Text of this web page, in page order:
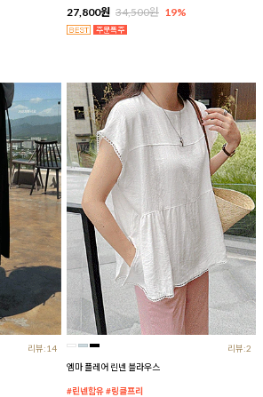
27,800원 34,500원 19%
리뷰:14
리뷰:2
엠마 플레어 린넨 블라우스
#린넨함유 #링클프리